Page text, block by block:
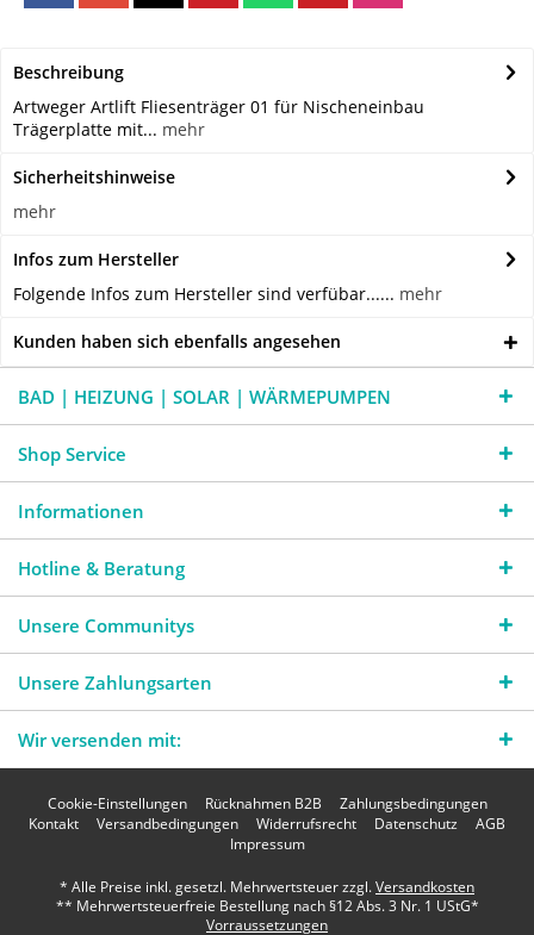
Beschreibung
Artweger Artlift Fliesenträger 01 für Nischeneinbau
Trägerplatte mit... mehr
Sicherheitshinweise
mehr
Infos zum Hersteller
Folgende Infos zum Hersteller sind verfübar...... mehr
Kunden haben sich ebenfalls angesehen
BAD | HEIZUNG | SOLAR | WÄRMEPUMPEN
Shop Service
Informationen
Hotline & Beratung
Unsere Communitys
Unsere Zahlungsarten
Wir versenden mit:
Cookie-Einstellungen Rücknahmen B2B
Zahlungsbedingungen
Kontakt
Versandbedingungen Widerrufsrecht Datenschutz
AGB
Impressum
* Alle Preise inkl. gesetzl. Mehrwertsteuer zzgl.Versandkosten
** Mehrwertsteuerfreie Bestellung nach §12 Abs. 3 Nr. 1 UStG*
Vorraussetzungen